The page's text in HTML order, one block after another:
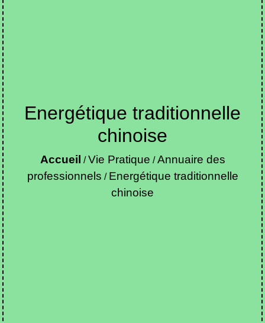
Energétique traditionnelle
chinoise
Accueil /Vie Pratique /Annuaire des
professionnels / Energétique traditionnelle
chinoise